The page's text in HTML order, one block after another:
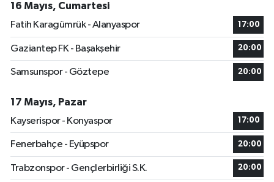
16 Mayıs, Cumartesi
Fatih Karagümrük - Alanyaspor
17:00
Gaziantep FK - Başakşehir 20:00
Samsunspor - Göztepe 20:00
17 Mayıs, Pazar
Kayserispor - Konyaspor
17:00
Fenerbahçe - Eyüpspor 20:00
Trabzonspor - Gençlerbirliği S.K. 20:00